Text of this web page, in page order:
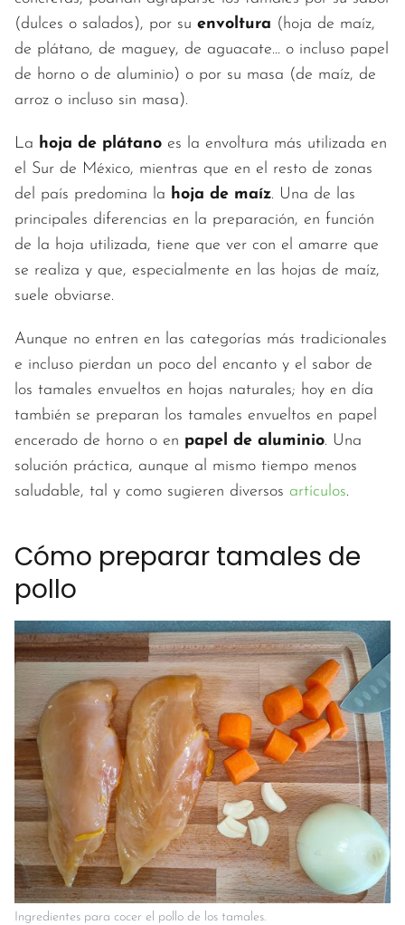
(dulces o salados), por su envoltura (hoja de maíz,
de plátano, de maguey, de aguacate... o incluso papel
de horno o de aluminio) o por su masa (de maíz, de
arroz o incluso sin masa).
La hoja de plátano es la envoltura más utilizada en
el Sur de México, mientras que en el resto de zonas
del país predomina la hoja de maíz. Una de las
principales diferencias en la preparación, en función
de la hoja utilizada, tiene que ver con el amarre que
se realiza y que, especialmente en las hojas de maíz,
suele obviarse.
Aunque no entren en las categorías más tradicionales
e incluso pierdan un poco del encanto y el sabor de
los tamales envueltos en hojas naturales; hoy en día
también se preparan los tamales envueltos en papel
encerado de horno o en papel de aluminio. Una
solución práctica, aunque al mismo tiempo menos
saludable, tal y como sugieren diversos artículos.
Cómo preparar tamales de
pollo
Ingredientes para cocer el pollo de los tamales.